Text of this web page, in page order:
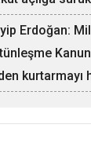
Erdoğan:
kurtarmayı